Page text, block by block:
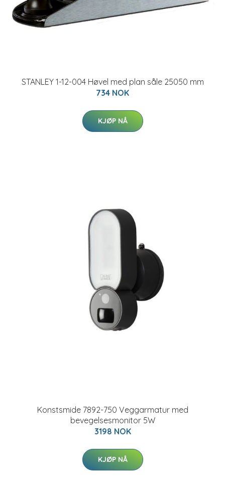
STANLEY 1-12-004 Høvel med plan såle 25050 mm
734 NOK
KJØP NÅ
Konstsmide 7892-750 Veggarmatur med
bevegelsesmonitor 5W
3198 NOK
KJØP NÅ